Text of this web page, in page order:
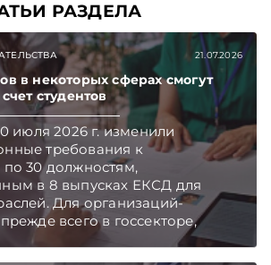
РАЗДЕЛА
21.07.2026
в некоторых сферах смогут
студентов
июля 2026 г. изменили
требования к
по 30 должностям,
в 8 выпусках ЕКСД для
Для организаций-
всего в госсекторе,
возможность принимать